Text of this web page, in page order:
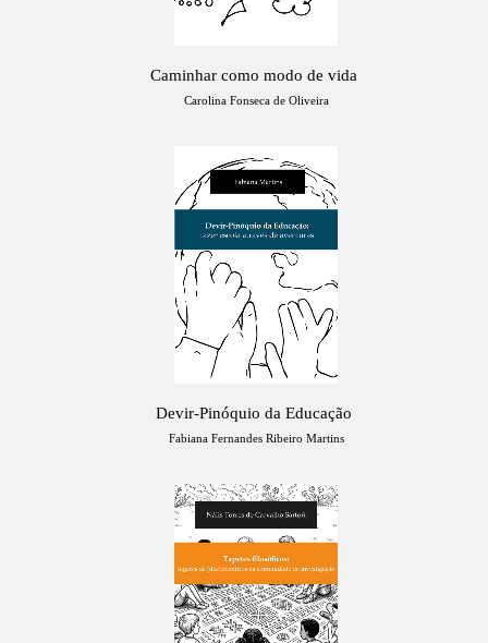
Caminhar como modo de vida
Carolina Fonseca de Oliveira
Devir-Pinóquio da Educação
Fabiana Fernandes Ribeiro Martins